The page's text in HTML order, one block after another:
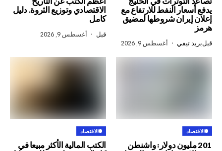
النفط للارتفاع مع
شروطها لمضيق
أغسطس 9, 2026
الاقتصادي وتوزيع الثروة. دليل
كامل
أغسطس 9, 2026
دولار: واشنطن
الكتب المالية الأكثر مبيعا في